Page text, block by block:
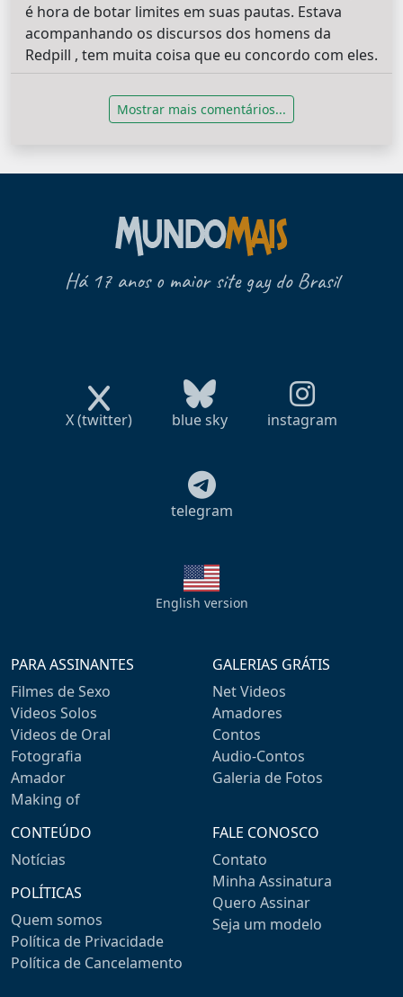
é hora de botar limites em suas pautas. Estava
acompanhando os discursos dos homens da
Redpill , tem muita coisa que eu concordo com eles.
Mostrar mais comentários...
Há 17 anos o maior site gay do Brasil
X (twitter) blue sky instagram
telegram
English version
PARA ASSINANTES
Filmes de Sexo
Videos Solos
Videos de Oral
Fotografia
Amador
Making of
GALERIAS GRÁTIS
Net Videos
Amadores
Contos
Audio-Contos
Galeria de Fotos
CONTEÚDO
Notícias
POLÍTICAS
Quem somos
Política de Privacidade
Política de Cancelamento
FALE CONOSCO
Contato
Minha Assinatura
Quero Assinar
Seja um modelo